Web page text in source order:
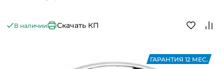
ГАРАНТИЯ 12 МЕС.
В наличии Скачать КП